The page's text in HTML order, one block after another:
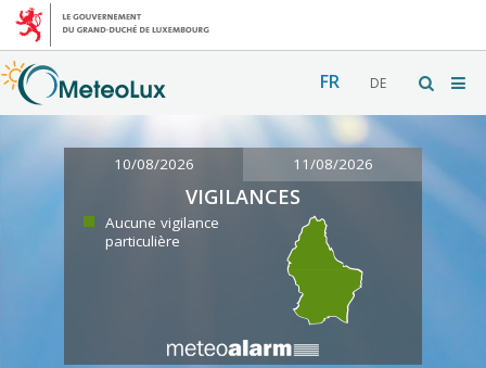
FR DE
10/08/2026 11/08/2026
VIGILANCES
Aucune vigilance
particulière